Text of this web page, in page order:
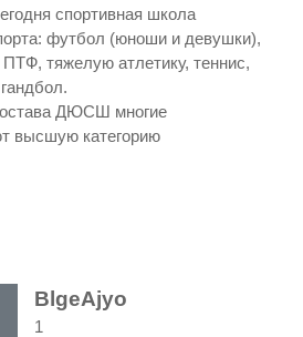
спортивная школа
футбол (юноши и девушки),
тяжелую атлетику, теннис,
ДЮСШ многие
высшую категорию
BlgeAjyo
1